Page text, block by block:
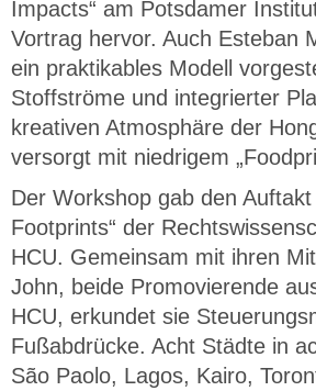
Impacts“ am Potsdamer
Vortrag hervor. Auch Esteban
ein praktikables Modell
Stoffströme und integrierter
kreativen Atmosphäre der
versorgt mit niedrigem
Der Workshop gab den
Footprints“ der
HCU. Gemeinsam mit ihren
John, beide Promovierende
HCU, erkundet sie
Fußabdrücke. Acht Städte in
São Paolo, Lagos, Kairo,